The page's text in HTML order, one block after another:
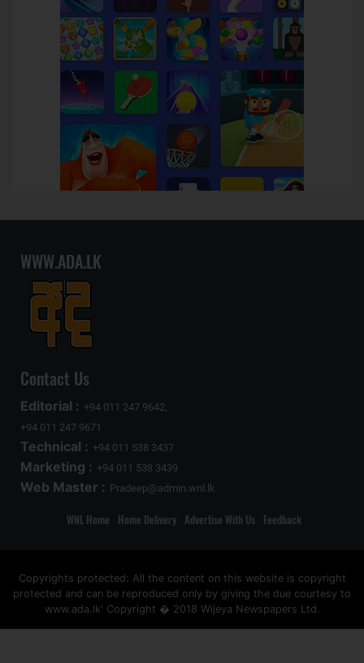
WWW.ADA.LK
Contact Us
Editorial : +94 011 247 9642,
+94 011 247 9671
Technical : +94 011 538 3437
Marketing : +94 011 538 3439
Web Master : Pradeep@admin.wnl.lk
WNL Home Home Delivery Advertise With Us Feedback
Copyrights protected: All the content on this website is copyright
protected and can be reproduced only by giving the due courtesy to
www.ada.lk' Copyright � 2018 Wijeya Newspapers Ltd.